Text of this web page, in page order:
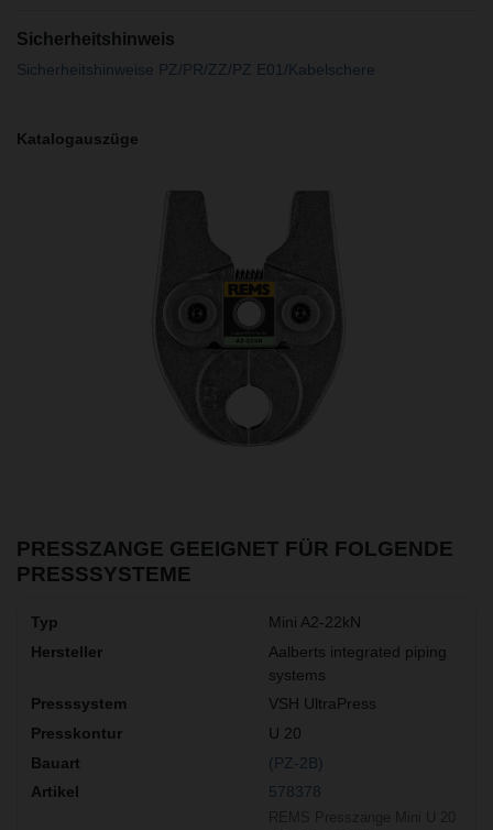
Sicherheitshinweis
Sicherheitshinweise PZ/PR/ZZ/PZ E01/Kabelschere
Katalogauszüge
PRESSZANGE GEEIGNET FÜR FOLGENDE
PRESSSYSTEME
Mini A2-22kN
Aalberts integrated piping
systems
VSH UltraPress
U 20
(PZ-2B)
578378